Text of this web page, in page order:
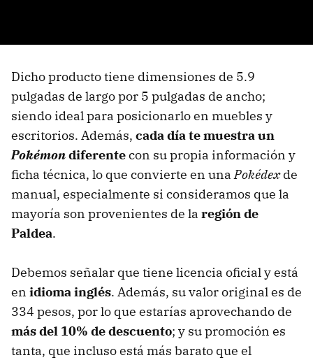
Dicho producto tiene dimensiones de 5.9
pulgadas de largo por 5 pulgadas de ancho;
siendo ideal para posicionarlo en muebles y
escritorios. Además, cada día te muestra un
Pokémondiferentecon su propia información y
ficha técnica, lo que convierte en unaPokédexde
manual, especialmente si consideramos que la
mayoría son provenientes de la región de
Paldea.
Debemos señalar que tiene licencia oficial y está
en idioma inglés. Además, su valor original es de
334 pesos, por lo que estarías aprovechando de
más del 10% de descuento; y su promoción es
tanta, que incluso está más barato que el